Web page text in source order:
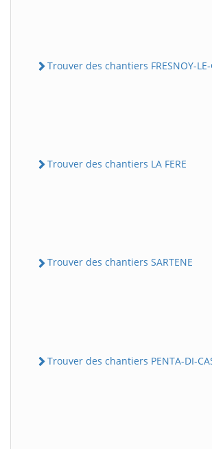
Trouver des chantiers FRESNOY-LE-
Trouver des chantiers LA FERE
Trouver des chantiers SARTENE
Trouver des chantiers PENTA-DI-